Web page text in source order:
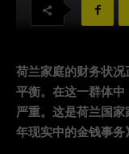
荷兰家庭的财务状
平衡。在这一群体
严重。这是荷兰国
年现实中的金钱事务